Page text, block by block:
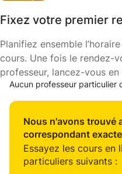
Fixez votre premier
Planifiez ensemble
cours. Une fois le rendez-
professeur, lancez-vous
Aucun professeur particulier
Nous n'avons trouvé
correspondant
Essayez les cours en
particuliers suivants :